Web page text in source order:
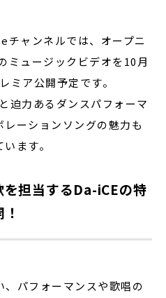
チャンネルでは、オープニ
ュージックビデオを10月
ミア公開予定です。
迫力あるダンスパフォーマ
ーションソングの魅力も
ます。
担当するDa-iCEの特
パフォーマンスや歌唱の